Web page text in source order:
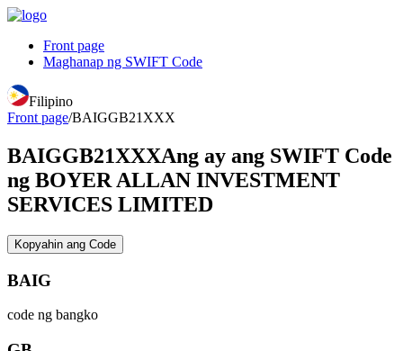
Front page
Maghanap ng SWIFT Code
Filipino
Front page/BAIGGB21XXX
BAIGGB21XXXAng ay ang SWIFT Code
ng BOYER ALLAN INVESTMENT
SERVICES LIMITED
Kopyahin ang Code
BAIG
code ng bangko